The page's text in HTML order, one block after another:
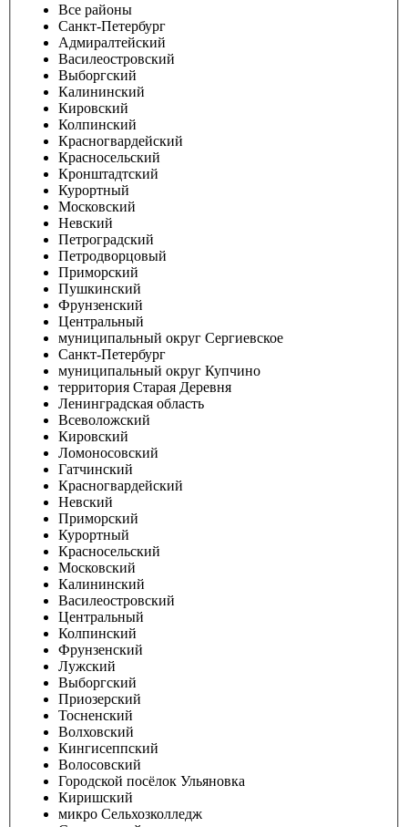
Все районы
Санкт-Петербург
Адмиралтейский
Василеостровский
Выборгский
Калининский
Кировский
Колпинский
Красногвардейский
Красносельский
Кронштадтский
Курортный
Московский
Невский
Петроградский
Петродворцовый
Приморский
Пушкинский
Фрунзенский
Центральный
муниципальный округ Сергиевское
Санкт-Петербург
муниципальный округ Купчино
территория Старая Деревня
Ленинградская область
Всеволожский
Кировский
Ломоносовский
Гатчинский
Красногвардейский
Невский
Приморский
Курортный
Красносельский
Московский
Калининский
Василеостровский
Центральный
Колпинский
Фрунзенский
Лужский
Выборгский
Приозерский
Тосненский
Волховский
Кингисеппский
Волосовский
Городской посёлок Ульяновка
Киришский
микро Сельхозколледж